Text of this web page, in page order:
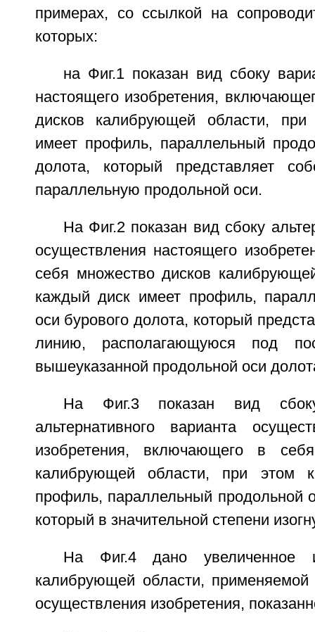
примерах, со ссылкой на
которых:
на Фиг.1 показан вид сбоку
настоящего изобретения,
дисков калибрующей области,
имеет профиль, параллельный
долота, который представляет
параллельную продольной оси.
На Фиг.2 показан вид сбоку
осуществления настоящего
себя множество дисков
каждый диск имеет профиль,
оси бурового долота, который
линию, располагающуюся под
вышеуказанной продольной оси
На Фиг.3 показан вид сбоку
альтернативного варианта
изобретения, включающего в
калибрующей области, при этом
профиль, параллельный продольной
который в значительной степени
На Фиг.4 дано увеличенное
калибрующей области, применяемой
осуществления изобретения,